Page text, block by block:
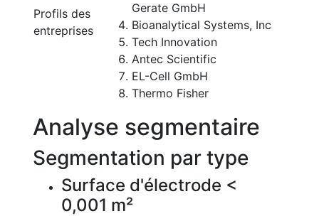
Profils des
entreprises
Gerate GmbH
Bioanalytical Systems, Inc
Tech Innovation
Antec Scientific
EL-Cell GmbH
Thermo Fisher
Analyse segmentaire
Segmentation par type
Surface d'électrode <
0,001 m²